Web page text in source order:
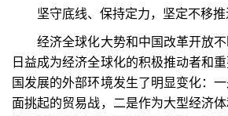
坚守底线、保持定力，坚定不移推
经济全球化大势和中国改革开放不
日益成为经济全球化的积极推动者和
国发展的外部环境发生了明显变化：
面挑起的贸易战，二是作为大型经济